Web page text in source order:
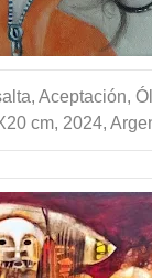
Aceptación,
cm, 2024,